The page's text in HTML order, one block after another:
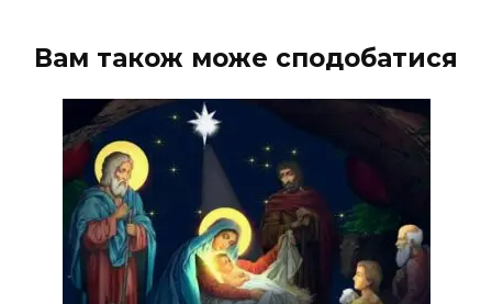
Вам також може сподобатися